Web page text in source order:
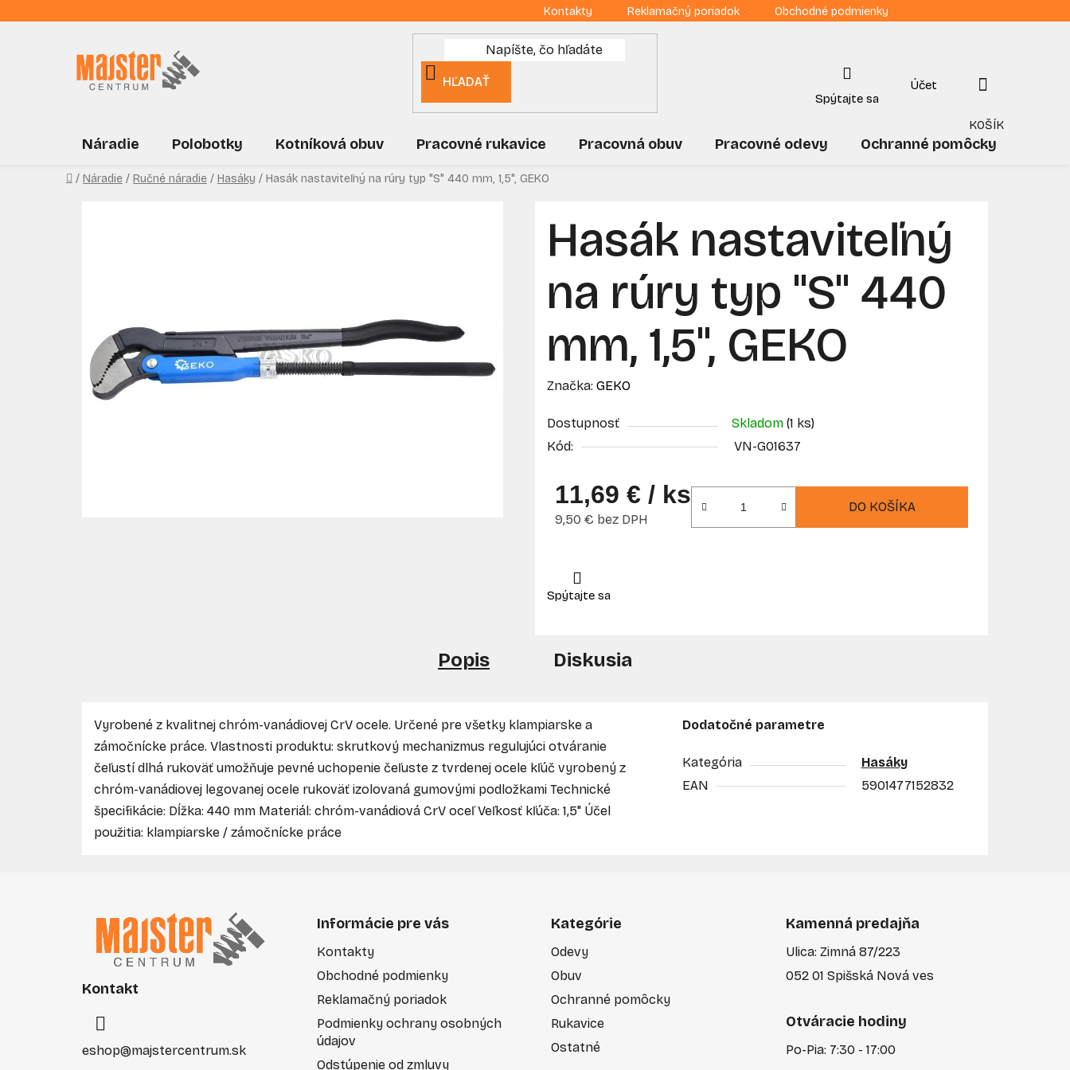
na
Kontakty Reklamačný poriadok Obchodné podmienky
HĽADAŤ
NÁKUPNÝ
KOŠÍK
Náradie Polobotky Kotníková obuv Pracovné rukavice Pracovná obuv Pracovné odevy Ochranné pomôcky
Domov
/ Náradie / Ručné náradie / Hasáky / Hasák nastaviteľný na rúry typ "S" 440 mm, 1,5", GEKO
Hasák nastaviteľný
na rúry typ "S" 440
mm, 1,5", GEKO
Značka: GEKO
Dostupnosť Skladom (1 ks)
Kód:
VN-G01637
11,69 € / ks
9,50 € bez DPH
DO KOŠÍKA
Popis Diskusia
Vyrobené z kvalitnej chróm-vanádiovej CrV ocele. Určené pre všetky klampiarske a
zámočnícke práce. Vlastnosti produktu: skrutkový mechanizmus regulujúci otváranie
čeľustí dlhá rukoväť umožňuje pevné uchopenie čeľuste z tvrdenej ocele kľúč vyrobený z
chróm-vanádiovej legovanej ocele rukoväť izolovaná gumovými podložkami Technické
špecifikácie: Dĺžka: 440 mm Materiál: chróm-vanádiová CrV oceľ Veľkosť kľúča: 1,5" Účel
použitia: klampiarske / zámočnícke práce
Dodatočné parametre
Kategória
Hasáky
EAN
5901477152832
Kontakt
eshop@majstercentrum.sk
Informácie pre vás
Kontakty
Obchodné podmienky
Reklamačný poriadok
Podmienky ochrany osobných
údajov
Odstúpenie od zmluvy
Kategórie
Odevy
Obuv
Ochranné pomôcky
Rukavice
Ostatné
Kamenná predajňa
Ulica: Zimná 87/223
052 01 Spišská Nová ves
Otváracie hodiny
Po-Pia: 7:30 - 17:00